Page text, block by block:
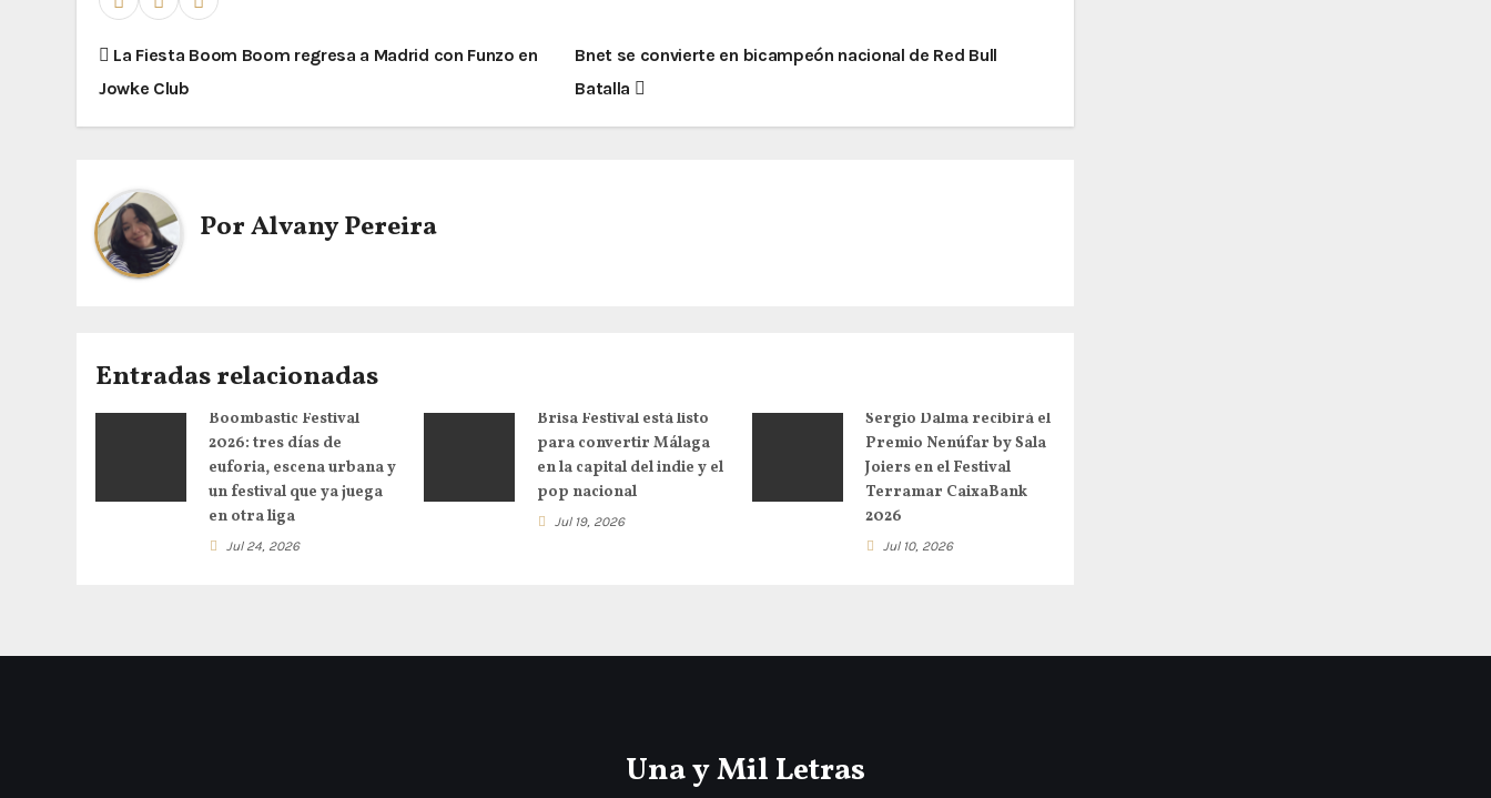
La Fiesta Boom Boom regresa a Madrid con Funzo en
Jowke Club
Bnet se convierte en bicampeón nacional de Red Bull
Batalla
PorAlvany Pereira
Entradas relacionadas
Boombastic Festival
2026: tres días de
euforia, escena urbana y
un festival que ya juega
en otra liga
Jul 24, 2026
Brisa Festival está listo
para convertir Málaga
en la capital del indie y el
pop nacional
Jul 19, 2026
Sergio Dalma recibirá el
Premio Nenúfar by Sala
Joiers en el Festival
Terramar CaixaBank
2026
Jul 10, 2026
Una y Mil Letras